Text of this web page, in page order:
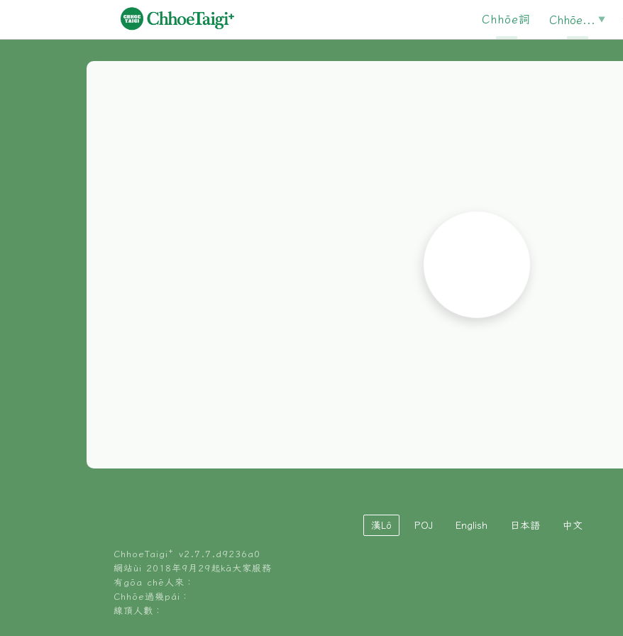
Chhōe詞 Chhōe...
漢Lô POJ English 日本語 中文
ChhoeTaigi⁺ v2.7.7.d9236a0
網站ùi 2018年9月29起kā大家服務
有gōa chē人來：
Chhōe過幾pái：
線頂人數：